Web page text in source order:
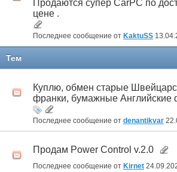
31 32 33 34 35 36
41 43 45 46
71 72 73 74 75 76
Продаются супер CarPC по
цене .
Последнее сообщение от KaktuSS
Тем
Куплю, обмен старые
франки, бумажные Английские
Последнее сообщение от denantikvar
Продам Power Control v.2.0
Последнее сообщение от Kirnet